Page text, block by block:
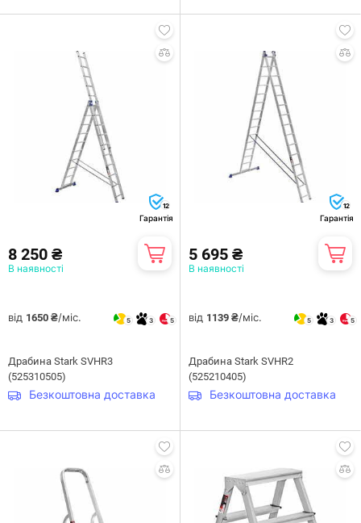
12
Гарантія
8 250 ₴
В наявності
від 1650 ₴/міс. 5 3 5
Драбина Stark SVHR3
(525310505)
Безкоштовна доставка
12
Гарантія
5 695 ₴
В наявності
від 1139 ₴/міс. 5 3 5
Драбина Stark SVHR2
(525210405)
Безкоштовна доставка